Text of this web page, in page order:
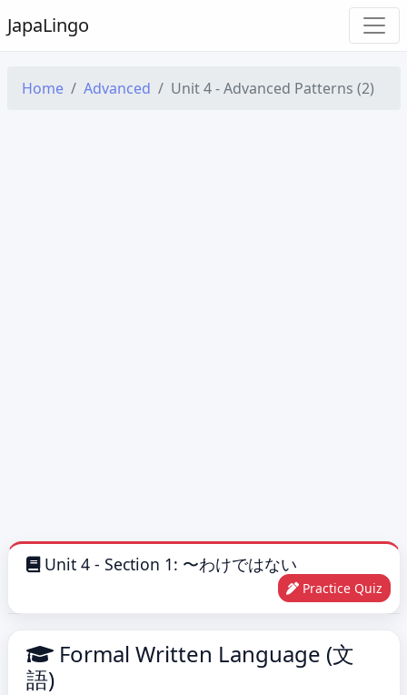
JapaLingo
Home Advanced Unit 4 - Advanced Patterns (2)
Unit 4 - Section 1: 〜わけではない
Practice Quiz
Formal Written Language (文
語)